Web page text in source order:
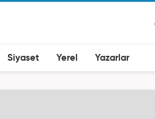
Siyaset Yerel Yazarlar